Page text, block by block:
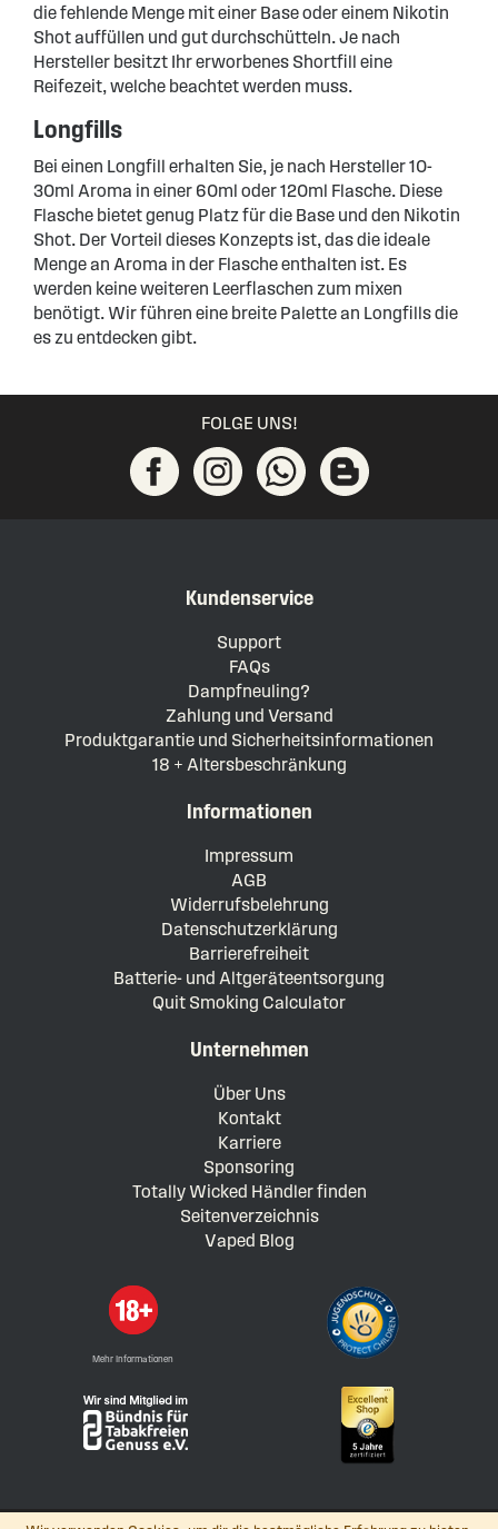
die fehlende Menge mit einer Base oder einem Nikotin
Shot auffüllen und gut durchschütteln. Je nach
Hersteller besitzt Ihr erworbenes Shortfill eine
Reifezeit, welche beachtet werden muss.
Longfills
Bei einen Longfill erhalten Sie, je nach Hersteller 10-
30ml Aroma in einer 60ml oder 120ml Flasche. Diese
Flasche bietet genug Platz für die Base und den Nikotin
Shot. Der Vorteil dieses Konzepts ist, das die ideale
Menge an Aroma in der Flasche enthalten ist. Es
werden keine weiteren Leerflaschen zum mixen
benötigt. Wir führen eine breite Palette an Longfills die
es zu entdecken gibt.
FOLGE UNS!
Kundenservice
Support
FAQs
Dampfneuling?
Zahlung und Versand
Produktgarantie und Sicherheitsinformationen
18 + Altersbeschränkung
Informationen
Impressum
AGB
Widerrufsbelehrung
Datenschutzerklärung
Barrierefreiheit
Batterie- und Altgeräteentsorgung
Quit Smoking Calculator
Unternehmen
Über Uns
Kontakt
Karriere
Sponsoring
Totally Wicked Händler finden
Seitenverzeichnis
Vaped Blog
Mehr Informationen